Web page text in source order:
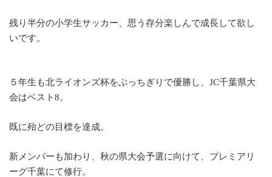
残り半分の小学生サッカー、思う存分楽しんで成長して欲し
いです。
５年生も北ライオンズ杯をぶっちぎりで優勝し、JC千葉県大
会はベスト8。
既に殆どの目標を達成。
新メンバーも加わり、秋の県大会予選に向けて、プレミアリ
ーグ千葉にて修行。